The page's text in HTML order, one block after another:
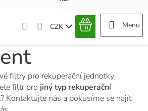
CZK
NÁKUPNÍ
filtry pro rekuperační jednotky
filtr pro jiný typ rekuperační
? Kontaktujte nás a pokusíme se najít